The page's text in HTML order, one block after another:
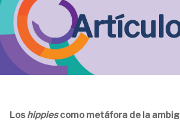
Loshippiescomo metáfora de la